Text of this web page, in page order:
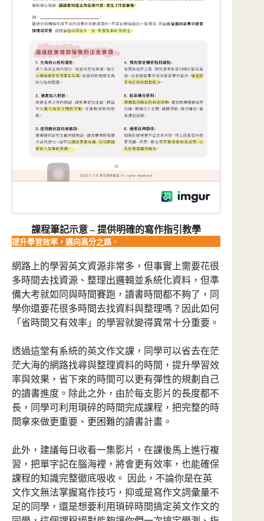
課程筆記示意 – 提供明確的寫作指引教學
提升學習效率，邁向高分之路，
網路上的學習英文資源非常多，但事實上需要花很
多時間去找資源、整理出邏輯並系統化資料，但準
備大考就如同與時間賽跑，讀書時間都不夠了，同
學你還要花很多時間去找資料與整理嗎？因此如何
「省時間又有效率」的學習就變得異常十分重要。
透過這堂有系統的英文作文課，同學可以省去在茫
茫大海的網路找尋與整理資料的時間，提升學習效
率與效果，省下來的時間可以更有彈性的規劃自己
的讀書進度。除此之外，由於每支影片的長度都不
長，同學可利用瑣碎的時間完成課程，把完整的時
間拿來做更重要、更困難的讀書計畫。
此外，建議每日收看一集影片，在課後馬上進行複
習，把單字記在腦海裡，將會更有效率，也能確保
課程的知識完整徹底吸收。 因此，不論你是在英
文作文無法掌握寫作技巧，抑或是寫作文詞彙量不
足的同學，還是想要利用瑣碎時間搞定英文作文的